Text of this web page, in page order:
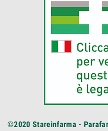
©2020 Stareinfarma -